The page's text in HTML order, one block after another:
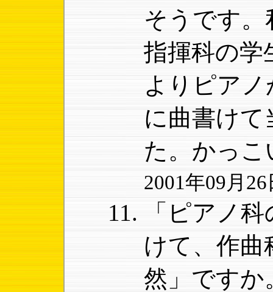
そうです
指揮科の学
よりピア
に曲書け
た。かっ
2001年09月
「ピアノ
けて、作曲
然」ですか